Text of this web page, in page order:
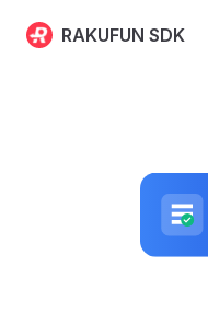
Skip to content
RAKUFUN SDK